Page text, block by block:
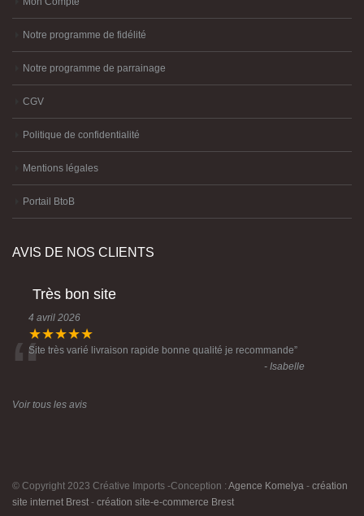
Notre programme de fidélité
Notre programme de parrainage
CGV
Politique de confidentialité
Mentions légales
Portail BtoB
AVIS DE NOS CLIENTS
Très bon site
4 avril 2026
★★★★★
“Site très varié livraison rapide bonne qualité je recommande”
- Isabelle
Voir tous les avis
© Copyright 2023 Créative Imports -Conception : Agence Komelya - création
site internet Brest - création site-e-commerce Brest